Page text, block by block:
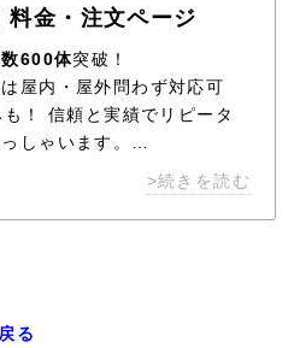
金・注文ページ
数600体突破！
屋内・屋外問わず対応可
！ 信頼と実績でリピータ
しゃいます。
ポスターはビジプリで！
>続きを読む
る